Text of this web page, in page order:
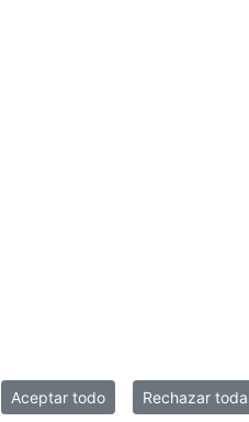
8 de 349 resultados.
Aceptar todo Rechazar